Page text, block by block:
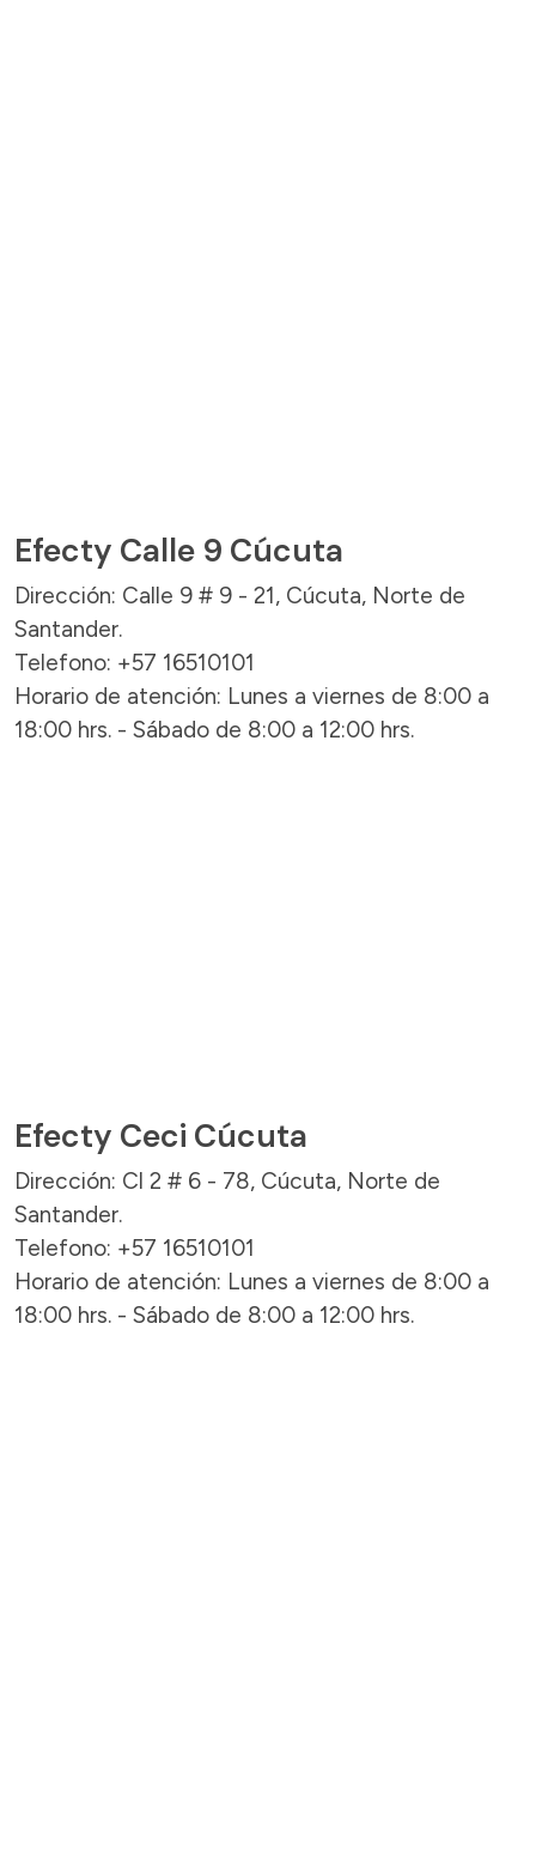
Efecty Calle 9 Cúcuta
Dirección: Calle 9 # 9 - 21, Cúcuta, Norte de
Santander.
Telefono: +57 16510101
Horario de atención: Lunes a viernes de 8:00 a
18:00 hrs. - Sábado de 8:00 a 12:00 hrs.
Efecty Ceci Cúcuta
Dirección: Cl 2 # 6 - 78, Cúcuta, Norte de
Santander.
Telefono: +57 16510101
Horario de atención: Lunes a viernes de 8:00 a
18:00 hrs. - Sábado de 8:00 a 12:00 hrs.